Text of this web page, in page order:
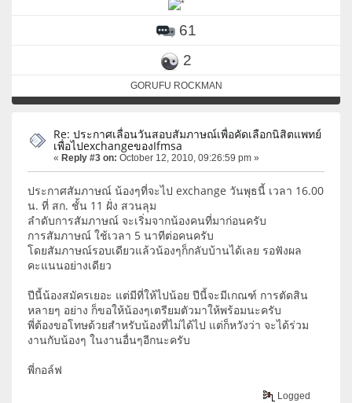
61
2
GORUFU ROCKMAN
Re: ประกาศเลื่อนวันสอบสัมภาษณ์เพื่อคัดเลือกนิสิตแพทย์
เพื่อไปexchangeของIfmsa
« Reply #3 on: October 12, 2010, 09:26:59 pm »
ประกาศสัมภาษณ์ น้องๆที่จะไป exchange วันพุธนี้ เวลา 16.00
น. ที่ สก. ชั้น 11 ฝั่ง สวนลุม
ลำดับการสัมภาษณ์ จะเริ่มจากน้องคนที่มาก่อนครับ
การสัมภาษณ์ ใช้เวลา 5 นาทีต่อคนครับ
โดยสัมภาษณ์รอบเดียวแล้วน้องๆก็กลับบ้านได้เลย รอฟังผล
คะแนนอย่างเดียว
ปีนี้น้องสมัครเยอะ แต่มีที่ให้ไปน้อย ปีนี้จะมีเกณฑ์ การตัดสิน
หลายๆ อย่าง ก็ขอให้น้องๆเตรียมตัวมาให้พร้อมนะครับ
พี่ต้องขอโทษด้วยสำหรับน้องที่ไม่ได้ไป แต่ก็หวังว่า จะได้ร่วม
งานกับน้องๆ ในงานอื่นๆอีกนะครับ
พี่กอล์ฟ
Logged